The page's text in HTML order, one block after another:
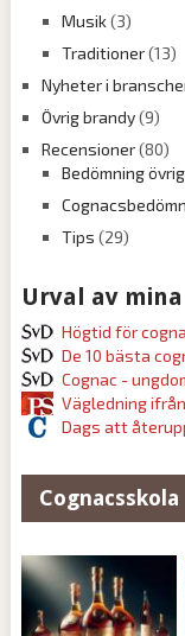
Musik(3)
Traditioner(13)
Nyheter i
Övrig brandy(9)
Recensioner(80)
Bedömning
Tips (29)
Urval av
Högtid för
De 10 bästa
Cognac -
Vägledning
Dags att
Cognacsskola